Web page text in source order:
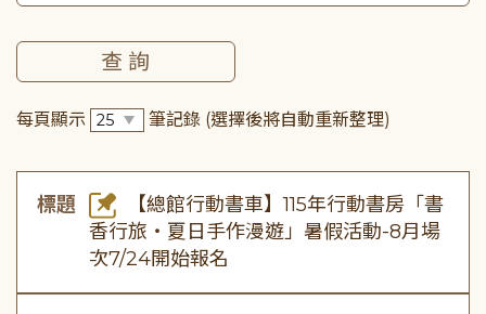
每頁顯示 筆記錄 (選擇後將自動重新整理)
標題
【總館行動書車】115年行動書房「書
香行旅・夏日手作漫遊」暑假活動-8月場
次7/24開始報名